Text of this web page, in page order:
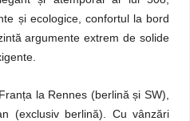
și ecologice, confortul la bord
argumente extrem de solide
la Rennes (berlină și SW),
(exclusiv berlină). Cu vânzări